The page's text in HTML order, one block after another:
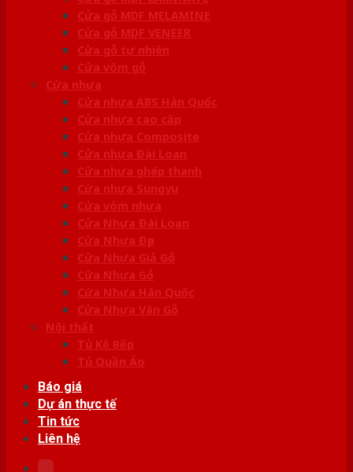
Cửa gỗ MDF MELAMINE
Cửa gỗ MDF VENEER
Cửa gỗ tự nhiên
Cửa vòm gỗ
Cửa nhựa
Cửa nhựa ABS Hàn Quốc
Cửa nhựa cao cấp
Cửa nhựa Composite
Cửa nhựa Đài Loan
Cửa nhựa ghép thanh
Cửa nhựa Sungyu
Cửa vòm nhựa
Cửa Nhựa Đài Loan
Cửa Nhựa Đẹp
Cửa Nhựa Giả Gỗ
Cửa Nhựa Gỗ
Cửa Nhựa Hàn Quốc
Cửa Nhựa Vân Gỗ
Nội thất
Tủ Kệ Bếp
Tủ Quần Áo
Báo giá
Dự án thực tế
Tin tức
Liên hệ